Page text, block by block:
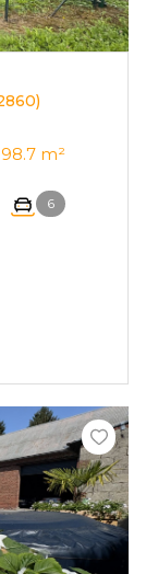
Maison 4 pièce(s) 3 chambre(s) 98.7 m²
6